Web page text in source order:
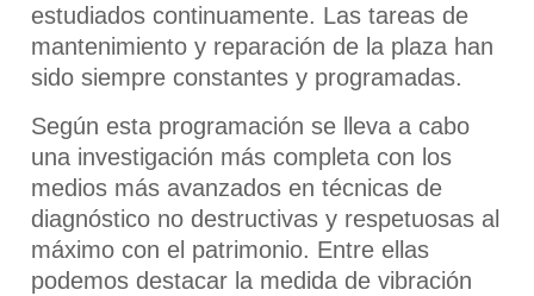
estudiados continuamente. Las tareas de
mantenimiento y reparación de la plaza han
sido siempre constantes y programadas.
Según esta programación se lleva a cabo
una investigación más completa con los
medios más avanzados en técnicas de
diagnóstico no destructivas y respetuosas al
máximo con el patrimonio. Entre ellas
podemos destacar la medida de vibración